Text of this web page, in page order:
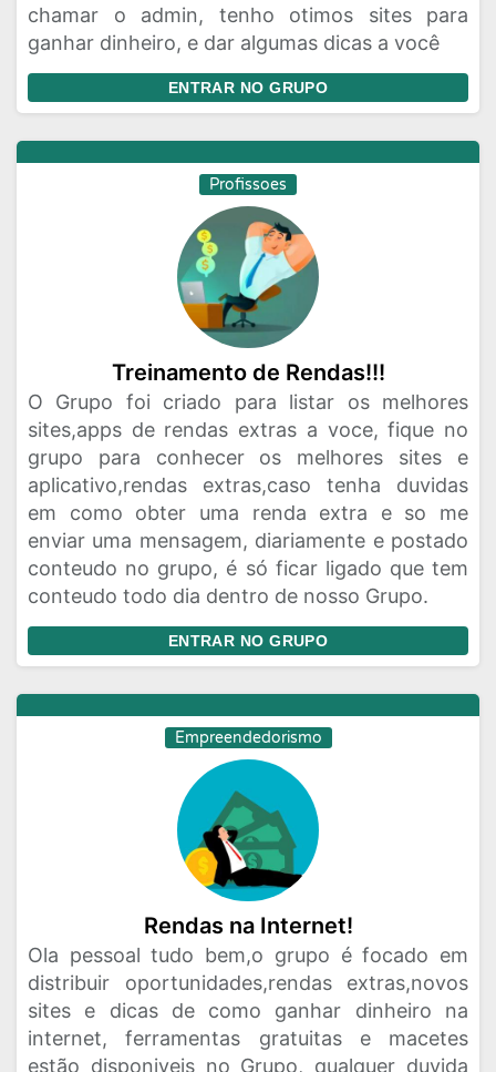
chamar o admin, tenho otimos sites para
ganhar dinheiro, e dar algumas dicas a você
ENTRAR NO GRUPO
Profissoes
Treinamento de Rendas!!!
O Grupo foi criado para listar os melhores
sites,apps de rendas extras a voce, fique no
grupo para conhecer os melhores sites e
aplicativo,rendas extras,caso tenha duvidas
em como obter uma renda extra e so me
enviar uma mensagem, diariamente e postado
conteudo no grupo, é só ficar ligado que tem
conteudo todo dia dentro de nosso Grupo.
ENTRAR NO GRUPO
Empreendedorismo
Rendas na Internet!
Ola pessoal tudo bem,o grupo é focado em
distribuir oportunidades,rendas extras,novos
sites e dicas de como ganhar dinheiro na
internet, ferramentas gratuitas e macetes
estão disponiveis no Grupo, qualquer duvida